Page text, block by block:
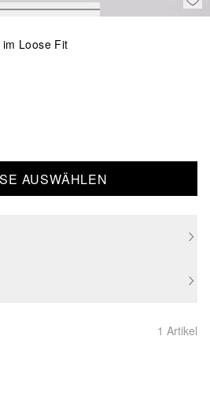
Loose Fit
AUSWÄHLEN
1 Artikel